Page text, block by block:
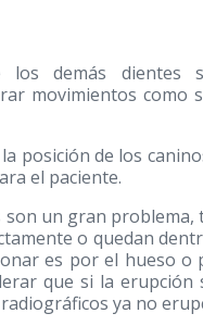
demás dientes
movimientos como
posición de los
el paciente.
un gran
o quedan
es por el hueso o
que si la
ya no